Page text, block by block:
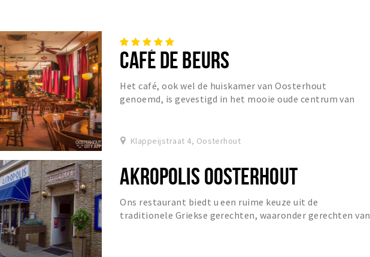
CAFÉ DE BEURS
Het café, ook wel de huiskamer van Oosterhout
genoemd, is gevestigd in het mooie oude centrum van
Klappeijstraat 4, Oosterhout
AKROPOLIS OOSTERHOUT
Ons restaurant biedt u een ruime keuze uit de
traditionele Griekse gerechten, waaronder gerechten van